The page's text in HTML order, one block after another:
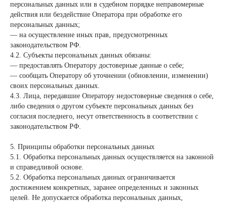
персональных данных или в судебном порядке неправомерные
действия или бездействие Оператора при обработке его
персональных данных;
— на осуществление иных прав, предусмотренных
законодательством РФ.
4.2. Субъекты персональных данных обязаны:
— предоставлять Оператору достоверные данные о себе;
— сообщать Оператору об уточнении (обновлении, изменении)
своих персональных данных.
4.3. Лица, передавшие Оператору недостоверные сведения о себе,
либо сведения о другом субъекте персональных данных без
согласия последнего, несут ответственность в соответствии с
законодательством РФ.
5. Принципы обработки персональных данных
5.1. Обработка персональных данных осуществляется на законной
и справедливой основе.
5.2. Обработка персональных данных ограничивается
достижением конкретных, заранее определенных и законных
целей. Не допускается обработка персональных данных,